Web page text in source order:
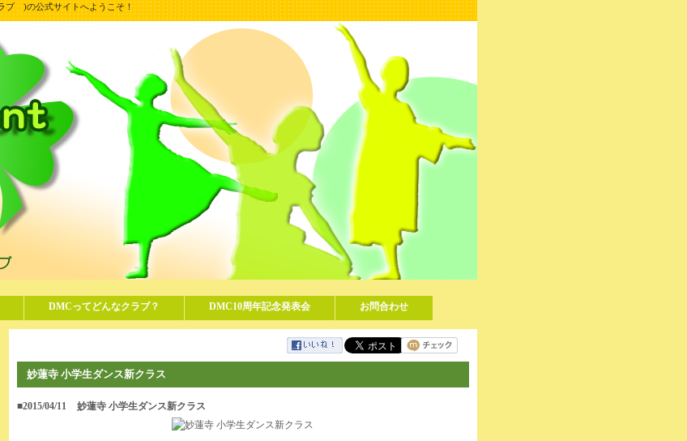
ブ )の公式サイトへようこそ！
DMCってどんなクラブ？ DMC10周年記念発表会 お問合わせ
妙蓮寺 小学生ダンス新クラス
■2015/04/11 妙蓮寺 小学生ダンス新クラス